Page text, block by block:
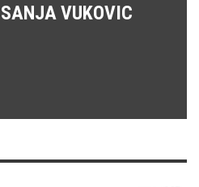
SANJA VUKOVIC